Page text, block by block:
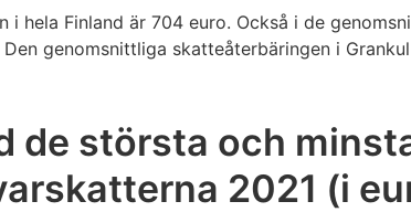
i hela Finland är 704 euro. Också i de
genomsnittliga skatteåterbäringen i
de största och
2021 (i